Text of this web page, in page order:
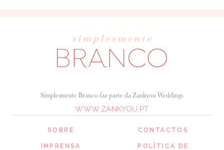
SOBRE
IMPRENSA
Simplesmente Branco faz parte da Zankyou Weddings
WWW.ZANKYOU.PT
CONTACTOS
POLÍTICA DE